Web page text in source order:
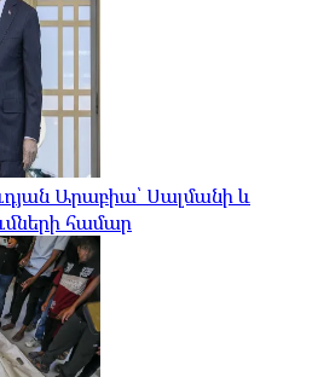
Արաբիա՝ Սալմանի և
համար